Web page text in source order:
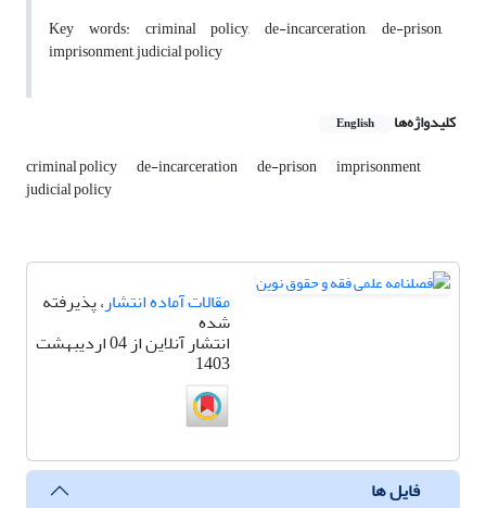
Key words: criminal policy, de-incarceration, de-prison,
imprisonment, judicial policy
کلیدواژه‌ها English
criminal policy de-incarceration de-prison imprisonment
judicial policy
مقالات آماده انتشار، پذیرفته
شده
انتشار آنلاین از 04 اردیبهشت
1403
فایل ها